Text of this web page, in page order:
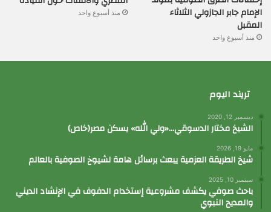
الإمام جابر الجازولي الثلاثاء
المقبل
منذ أسبوع واحد
منذ أسبوع واحد
تريند اليوم
ديسمبر 12, 2020
الشيخ مختار الدسوقي…«ولي الله» يسكن مصر(خاص)
مايو 19, 2026
شيخ الطريقة العزمية يبعث برسائل هامة لشيوخ الصوفية بالعالم
سبتمبر 10, 2025
باحث صوفي يكشف مشروعية إستخدام الدفوف في الإنشاد الديني
والمديح النبوي